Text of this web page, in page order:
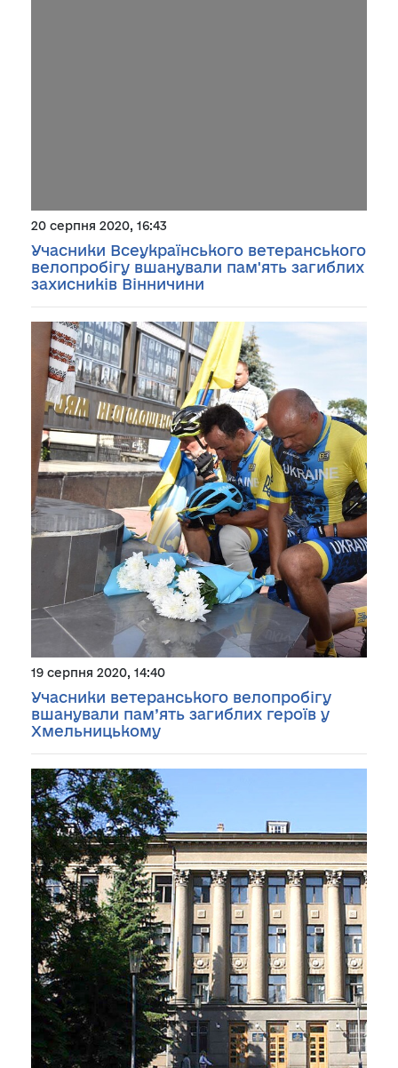
20 серпня 2020, 16:43
Учасники Всеукраїнського ветеранського
велопробігу вшанували пам'ять загиблих
захисників Вінничини
19 серпня 2020, 14:40
Учасники ветеранського велопробігу
вшанували пам’ять загиблих героїв у
Хмельницькому